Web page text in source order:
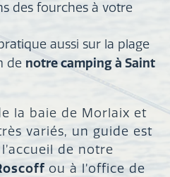
des fourches à votre
aussi sur la plage
de notre camping à Saint
la baie de Morlaix et
variés, un guide est
de notre
ou à l’office de